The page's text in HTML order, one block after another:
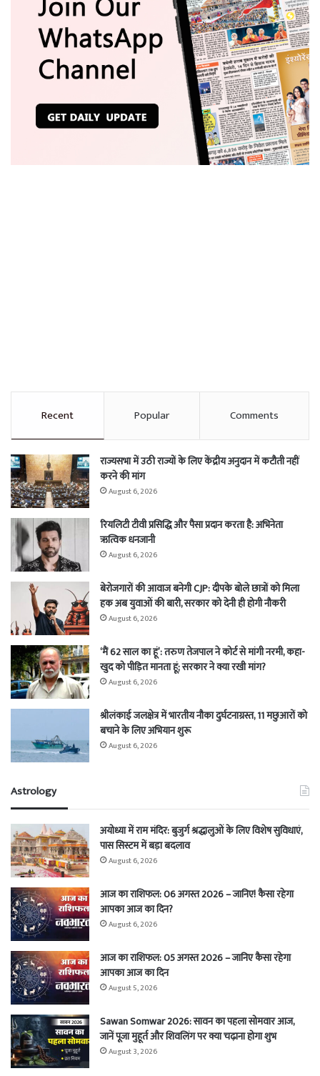
Recent Popular Comments
राज्यसभा में उठी राज्यों के लिए केंद्रीय अनुदान में कटौती नहीं
करने की मांग
August 6, 2026
रियलिटी टीवी प्रसिद्धि और पैसा प्रदान करता है: अभिनेता
ऋत्विक धनजानी
August 6, 2026
बेरोजगारों की आवाज बनेगी CJP: दीपके बोले छात्रों को मिला
हक अब युवाओं की बारी, सरकार को देनी ही होगी नौकरी
August 6, 2026
‘मैं 62 साल का हूं’: तरुण तेजपाल ने कोर्ट से मांगी नरमी, कहा-
खुद को पीड़ित मानता हूं; सरकार ने क्या रखी मांग?
August 6, 2026
श्रीलंकाई जलक्षेत्र में भारतीय नौका दुर्घटनाग्रस्त, 11 मछुआरों को
बचाने के लिए अभियान शुरू
August 6, 2026
Astrology
अयोध्या में राम मंदिर: बुजुर्ग श्रद्धालुओं के लिए विशेष सुविधाएं,
पास सिस्टम में बड़ा बदलाव
August 6, 2026
आज का राशिफल: 06 अगस्त 2026 – जानिए! कैसा रहेगा
आपका आज का दिन?
August 6, 2026
आज का राशिफल: 05 अगस्त 2026 – जानिए कैसा रहेगा
आपका आज का दिन
August 5, 2026
Sawan Somwar 2026: सावन का पहला सोमवार आज,
जानें पूजा मुहूर्त और शिवलिंग पर क्या चढ़ाना होगा शुभ
August 3, 2026